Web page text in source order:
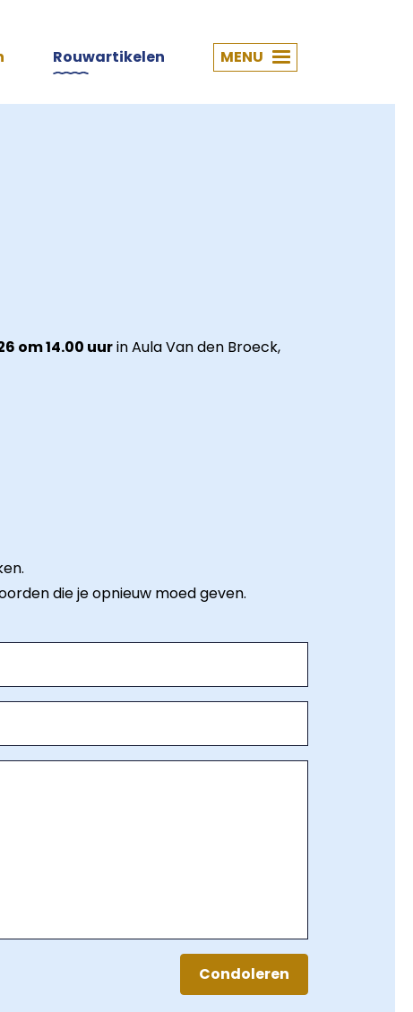
Rouwartikelen MENU
om 14.00 uurin Aula Van den Broeck,
die je opnieuw moed geven.
Condoleren